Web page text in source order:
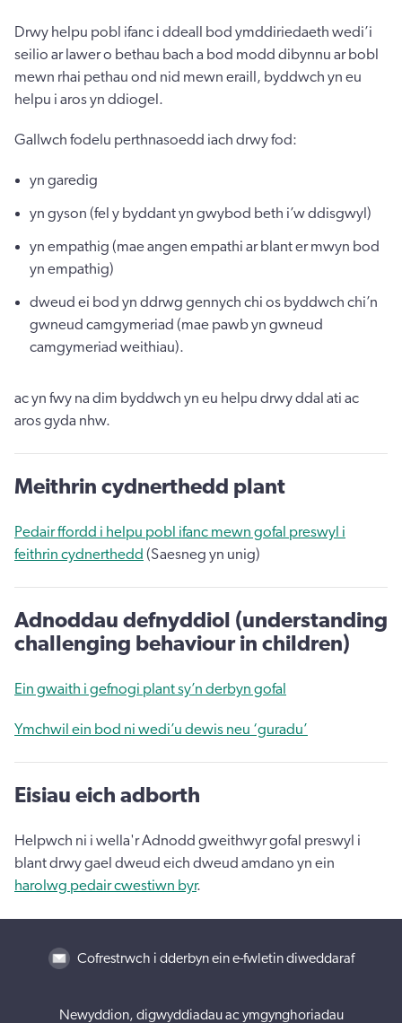
Drwy helpu pobl ifanc i ddeall bod ymddiriedaeth wedi’i
seilio ar lawer o bethau bach a bod modd dibynnu ar bobl
mewn rhai pethau ond nid mewn eraill, byddwch yn eu
helpu i aros yn ddiogel.
Gallwch fodelu perthnasoedd iach drwy fod:
yn garedig
yn gyson (fel y byddant yn gwybod beth i’w ddisgwyl)
yn empathig (mae angen empathi ar blant er mwyn bod
yn empathig)
dweud ei bod yn ddrwg gennych chi os byddwch chi’n
gwneud camgymeriad (mae pawb yn gwneud
camgymeriad weithiau).
ac yn fwy na dim byddwch yn eu helpu drwy ddal ati ac
aros gyda nhw.
Meithrin cydnerthedd plant
Pedair ffordd i helpu pobl ifanc mewn gofal preswyl i
feithrin cydnerthedd (Saesneg yn unig)
Adnoddau defnyddiol (understanding
challenging behaviour in children)
Ein gwaith i gefnogi plant sy’n derbyn gofal
Ymchwil ein bod ni wedi’u dewis neu ‘guradu’
Eisiau eich adborth
Helpwch ni i wella'r Adnodd gweithwyr gofal preswyl i
blant drwy gael dweud eich dweud amdano yn ein
harolwg pedair cwestiwn byr.
Cofrestrwch i dderbyn ein e-fwletin diweddaraf
Newyddion, digwyddiadau ac ymgynghoriadau